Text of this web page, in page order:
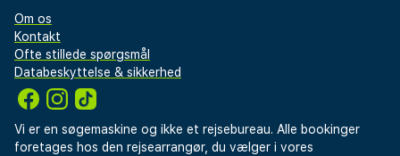
Om os
Kontakt
Ofte stillede spørgsmål
Databeskyttelse & sikkerhed
Vi er en søgemaskine og ikke et rejsebureau. Alle bookinger
foretages hos den rejsearrangør, du vælger i vores